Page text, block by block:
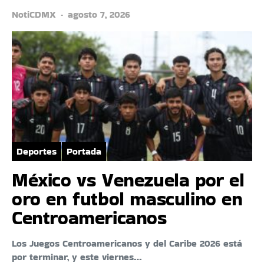
NotiCDMX
agosto 7, 2026
Deportes Portada
México vs Venezuela por el
oro en futbol masculino en
Centroamericanos
Los Juegos Centroamericanos y del Caribe 2026 está
por terminar, y este viernes…